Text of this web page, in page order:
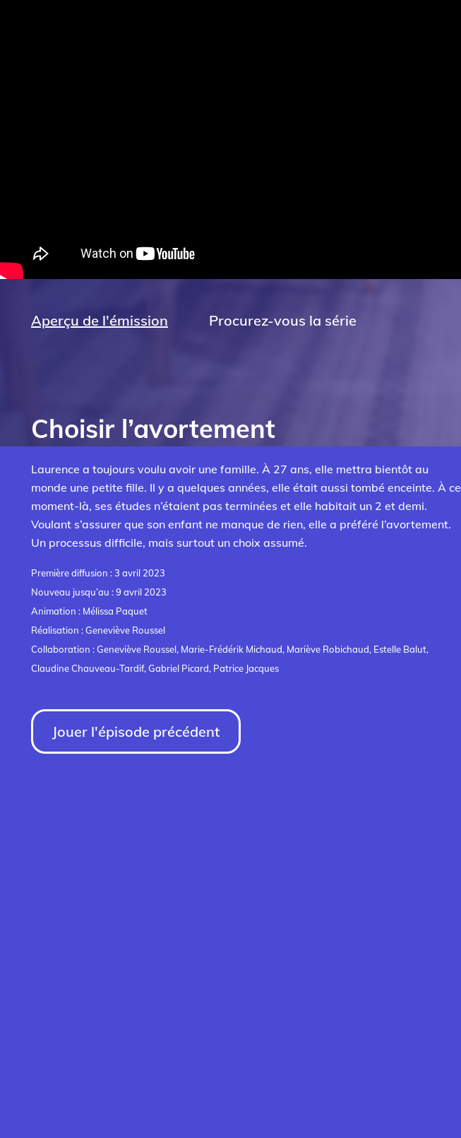
Aperçu de l'émission Procurez-vous la série
Choisir l’avortement
Laurence a toujours voulu avoir une famille. À 27 ans, elle mettra bientôt au
monde une petite fille. Il y a quelques années, elle était aussi tombé enceinte. À ce
moment-là, ses études n’étaient pas terminées et elle habitait un 2 et demi.
Voulant s’assurer que son enfant ne manque de rien, elle a préféré l’avortement.
Un processus difficile, mais surtout un choix assumé.
Première diffusion : 3 avril 2023
Nouveau jusqu’au : 9 avril 2023
Animation : Mélissa Paquet
Réalisation : Geneviève Roussel
Collaboration : Geneviève Roussel, Marie-Frédérik Michaud, Mariève Robichaud, Estelle Balut,
Claudine Chauveau-Tardif, Gabriel Picard, Patrice Jacques
Jouer l'épisode précédent